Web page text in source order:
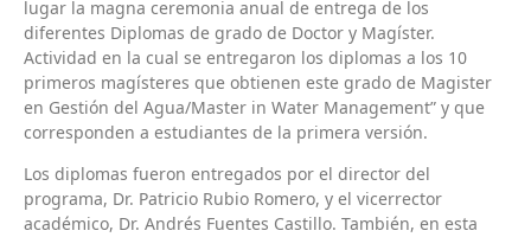
lugar la magna ceremonia anual de entrega de los
diferentes Diplomas de grado de Doctor y Magíster.
Actividad en la cual se entregaron los diplomas a los 10
primeros magísteres que obtienen este grado de Magister
en Gestión del Agua/Master in Water Management” y que
corresponden a estudiantes de la primera versión.
Los diplomas fueron entregados por el director del
programa, Dr. Patricio Rubio Romero, y el vicerrector
académico, Dr. Andrés Fuentes Castillo. También, en esta